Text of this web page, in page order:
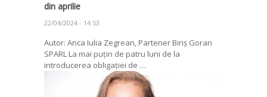
din aprilie
22/04/2024 - 14:53
Autor: Anca Iulia Zegrean, Partener Biriș Goran
SPARL La mai puțin de patru luni de la
introducerea obligației de …